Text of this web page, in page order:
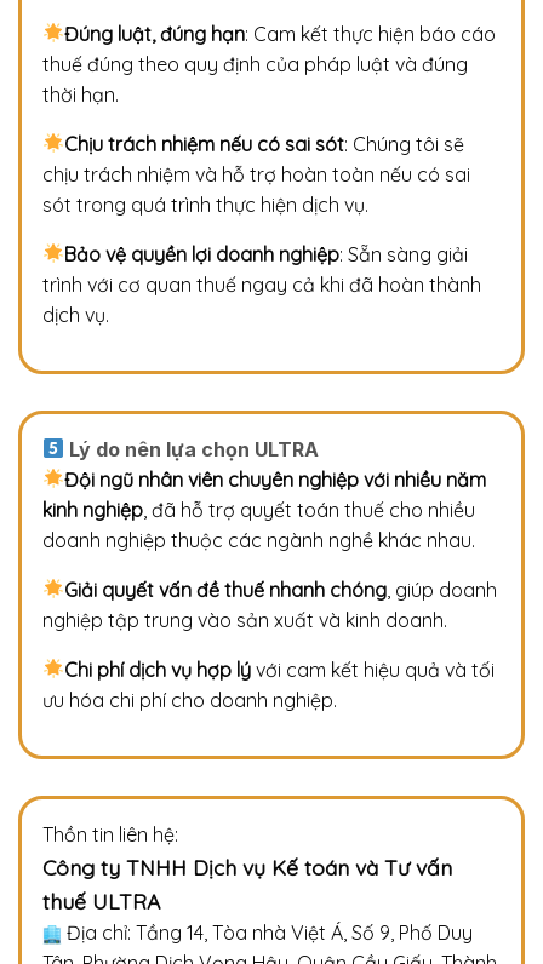
Đúng luật, đúng hạn: Cam kết thực hiện báo cáo
thuế đúng theo quy định của pháp luật và đúng
thời hạn.
Chịu trách nhiệm nếu có sai sót: Chúng tôi sẽ
chịu trách nhiệm và hỗ trợ hoàn toàn nếu có sai
sót trong quá trình thực hiện dịch vụ.
Bảo vệ quyền lợi doanh nghiệp: Sẵn sàng giải
trình với cơ quan thuế ngay cả khi đã hoàn thành
dịch vụ.
Lý do nên lựa chọn ULTRA
Đội ngũ nhân viên chuyên nghiệp với nhiều năm
kinh nghiệp , đã hỗ trợ quyết toán thuế cho nhiều
doanh nghiệp thuộc các ngành nghề khác nhau.
Giải quyết vấn đề thuế nhanh chóng , giúp doanh
nghiệp tập trung vào sản xuất và kinh doanh.
Chi phí dịch vụ hợp lý với cam kết hiệu quả và tối
ưu hóa chi phí cho doanh nghiệp.
Thồn tin liên hệ:
Công ty TNHH Dịch vụ Kế toán và Tư vấn
thuế ULTRA
Địa chỉ: Tầng 14, Tòa nhà Việt Á, Số 9, Phố Duy